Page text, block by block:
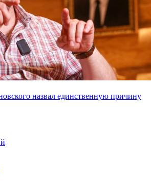
назвал единственную причину